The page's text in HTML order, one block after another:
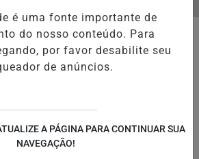
a primeira prefeitura
parto sem
segurança do procedimento
é uma fonte importante de
do nosso conteúdo. Para
por favor desabilite seu
de anúncios.
A PÁGINA PARA CONTINUAR SUA
NAVEGAÇÃO!